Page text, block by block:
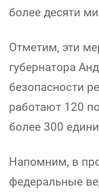
более десяти
Отметим, эти
губернатора
безопасности
работают 120
более 300
Напомним, в
федеральные